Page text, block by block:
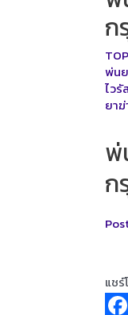
ก
พ่น
ไวรั
ยา
พ่
ก
แช